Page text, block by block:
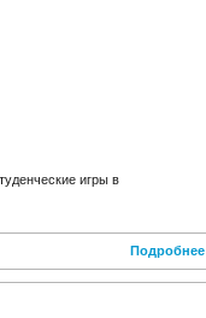
игры в
Подробнее